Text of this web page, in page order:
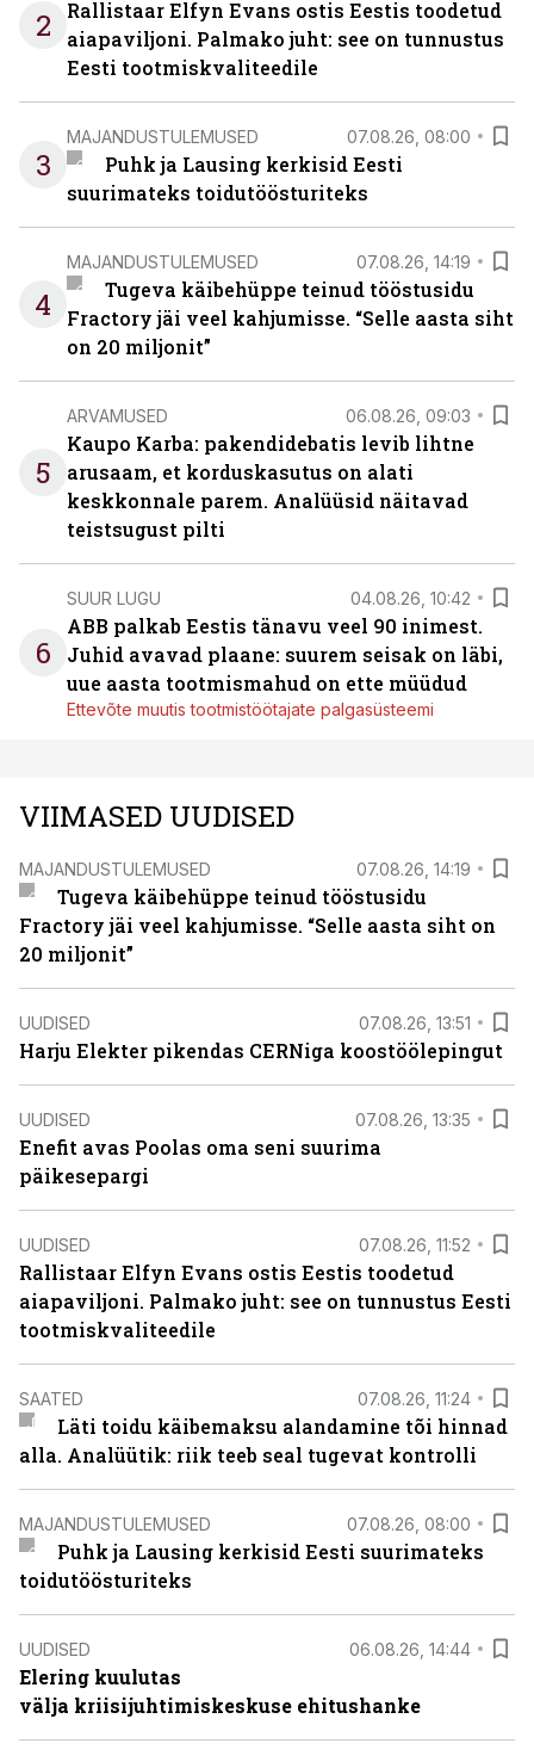
2
Rallistaar Elfyn Evans ostis Eestis toodetud
aiapaviljoni. Palmako juht: see on tunnustus
Eesti tootmiskvaliteedile
3
MAJANDUSTULEMUSED 07.08.26, 08:00
Puhk ja Lausing kerkisid Eesti
suurimateks toidutöösturiteks
4
MAJANDUSTULEMUSED 07.08.26, 14:19
Tugeva käibehüppe teinud tööstusidu
Fractory jäi veel kahjumisse. “Selle aasta siht
on 20 miljonit”
5
ARVAMUSED 06.08.26, 09:03
Kaupo Karba: pakendidebatis levib lihtne
arusaam, et korduskasutus on alati
keskkonnale parem. Analüüsid näitavad
teistsugust pilti
6
SUUR LUGU 04.08.26, 10:42
ABB palkab Eestis tänavu veel 90 inimest.
Juhid avavad plaane: suurem seisak on läbi,
uue aasta tootmismahud on ette müüdud
Ettevõte muutis tootmistöötajate palgasüsteemi
VIIMASED UUDISED
MAJANDUSTULEMUSED 07.08.26, 14:19
Tugeva käibehüppe teinud tööstusidu
Fractory jäi veel kahjumisse. “Selle aasta siht on
20 miljonit”
UUDISED 07.08.26, 13:51
Harju Elekter pikendas CERNiga koostöölepingut
UUDISED 07.08.26, 13:35
Enefit avas Poolas oma seni suurima
päikesepargi
UUDISED 07.08.26, 11:52
Rallistaar Elfyn Evans ostis Eestis toodetud
aiapaviljoni. Palmako juht: see on tunnustus Eesti
tootmiskvaliteedile
SAATED 07.08.26, 11:24
Läti toidu käibemaksu alandamine tõi hinnad
alla. Analüütik: riik teeb seal tugevat kontrolli
MAJANDUSTULEMUSED 07.08.26, 08:00
Puhk ja Lausing kerkisid Eesti suurimateks
toidutöösturiteks
UUDISED 06.08.26, 14:44
Elering kuulutas
välja kriisijuhtimiskeskuse ehitushanke